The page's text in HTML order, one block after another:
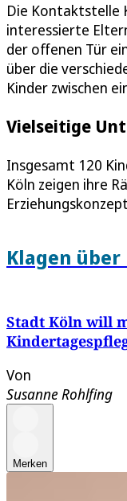
Die Kontaktstelle
interessierte
der offenen Tür
über die
Kinder zwischen
Vielseitige
Insgesamt 120
Köln zeigen ihre
Klagen
Stadt Köln will
Von
Susanne Rohlfing
Merken